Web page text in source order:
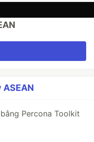
Percona Toolkit